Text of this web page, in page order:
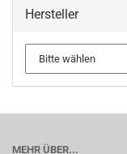
Hersteller
MEHR ÜBER...